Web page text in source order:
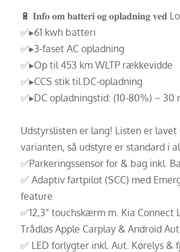
🔋 𝐈𝐧𝐟𝐨 𝐨𝐦 𝐛𝐚𝐭𝐭𝐞𝐫𝐢 𝐨𝐠 𝐨𝐩𝐥𝐚𝐝𝐧𝐢𝐧𝐠 𝐯𝐞𝐝
✅▸61 kwh batteri
✅▸3-faset AC opladning
✅▸Op til 453 km WLTP rækkevidde
✅▸CCS stik til DC-opladning
✅▸DC opladningstid: (10-80%) ~ 30
Udstyrslisten er lang! Listen er lavet
varianten, så udstyre er standard i
✅Parkeringssensor for & bag inkl.
✅ Adaptiv fartpilot (SCC) med
feature
✅12,3” touchskærm m. Kia Connect
Trådløs Apple Carplay & Android
✅ LED forlygter inkl. Aut. Kørelys &